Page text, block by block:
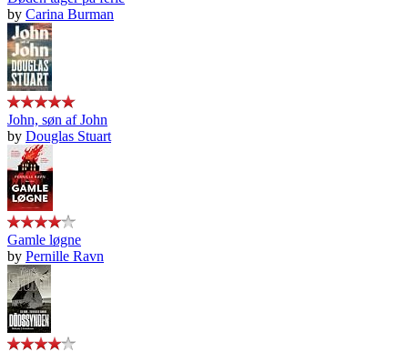
by Carina Burman
John, søn af John
by Douglas Stuart
Gamle løgne
by Pernille Ravn